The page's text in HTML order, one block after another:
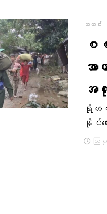
သတင်း
စ
အ
အ
ရိုဟင်
နိုင်ရ
ဩဂု